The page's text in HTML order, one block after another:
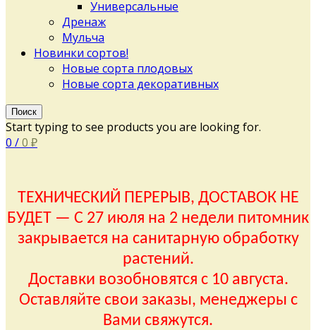
Универсальные
Дренаж
Мульча
Новинки сортов!
Новые сорта плодовых
Новые сорта декоративных
Поиск
Start typing to see products you are looking for.
0 /0 ₽
ТЕХНИЧЕСКИЙ ПЕРЕРЫВ, ДОСТАВОК НЕ
БУДЕТ — С 27 июля на 2 недели питомник
закрывается на санитарную обработку
растений.
Доставки возобновятся с 10 августа.
Оставляйте свои заказы, менеджеры с
Вами свяжутся.